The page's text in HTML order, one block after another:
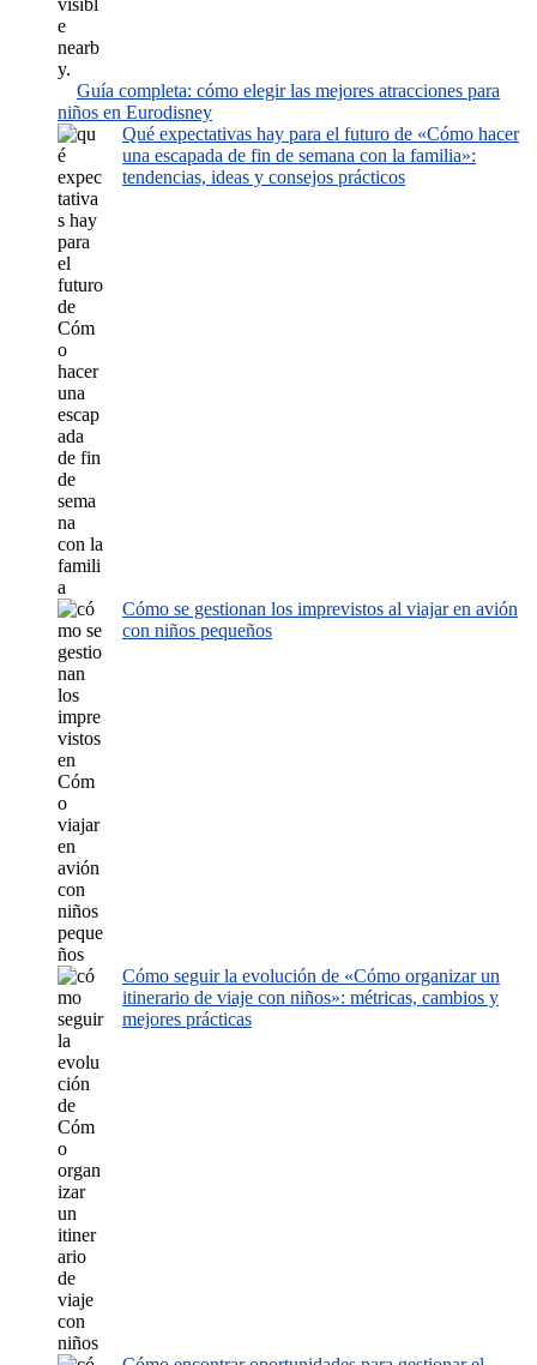
Guía completa: cómo elegir las mejores atracciones para
niños en Eurodisney
Qué expectativas hay para el futuro de «Cómo hacer
una escapada de fin de semana con la familia»:
tendencias, ideas y consejos prácticos
Cómo se gestionan los imprevistos al viajar en avión
con niños pequeños
Cómo seguir la evolución de «Cómo organizar un
itinerario de viaje con niños»: métricas, cambios y
mejores prácticas